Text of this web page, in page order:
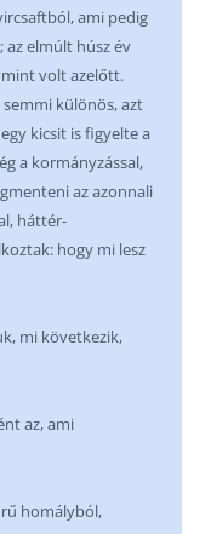
ami pedig
az elmúlt húsz év
mint volt azelőtt.
különös, azt
kicsit is figyelte a
a kormányzással,
az azonnali
háttér-
hogy mi lesz
mi következik,
az, ami
homályból,